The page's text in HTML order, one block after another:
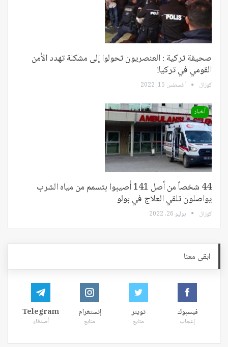
صحيفة تركية : العنصريون تحولوا إلى مشكلة تهدد الأمن
القومي في تركيا!
كوزال أغسطس 15, 2022
أخبار
44 شخصاً من أصل 141 أصيبوا بتسمم من مياه الشرب
يواصلون تلقي العلاج في بولو
كوزال يوليو 26, 2022
ابقى معنا
فيسبوك
إعجاب
تويتر
متابع
إنستغرام
متابع
Telegram
أصدقاء